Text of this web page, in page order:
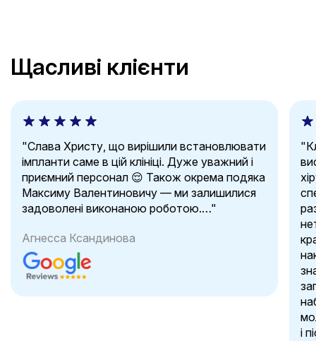
Щасливі клієнти
"Слава Христу, що вирішили встановлювати
імпланти саме в цій клініці. Дуже уважний і
приємний персонал 😌 Також окрема подяка
Максиму Валентиновичу — ми залишилися
задоволені виконаною роботою.…"
Агнесса Ксандинова
і